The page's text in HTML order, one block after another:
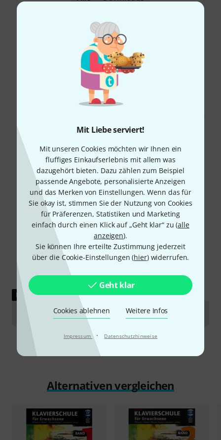
Mit Liebe serviert!
Mit unseren Cookies möchten wir Ihnen ein
fluffiges Einkaufserlebnis mit allem was
dazugehört bieten. Dazu zählen zum Beispiel
passende Angebote, personalisierte Anzeigen
und das Merken von Einstellungen. Wenn das für
Sie okay ist, stimmen Sie der Nutzung von Cookies
für Präferenzen, Statistiken und Marketing
einfach durch einen Klick auf „Geht klar“ zu (alle
anzeigen).
Sie können Ihre erteilte Zustimmung jederzeit
über die Cookie-Einstellungen (hier) widerrufen.
Geht klar
Cookies ablehnen Weitere Infos
Impressum · Datenschutzhinweise
DOWNLOAD
Musterseiten
Alternativen vergleichen